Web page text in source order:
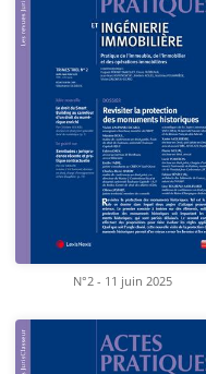
N°2 - 11 juin 2025